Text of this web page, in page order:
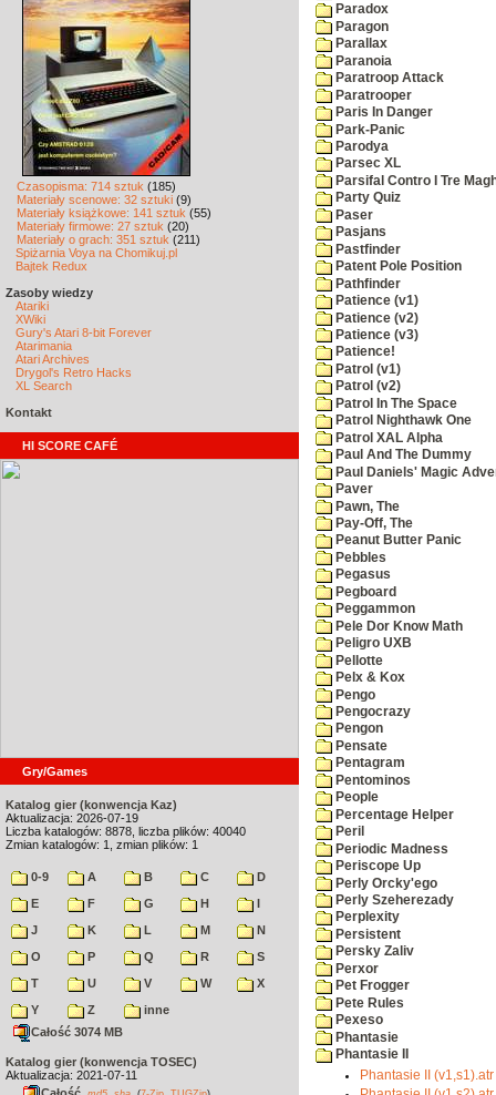
Czasopisma: 714 sztuk (185)
Materiały scenowe: 32 sztuki (9)
Materiały książkowe: 141 sztuk (55)
Materiały firmowe: 27 sztuk (20)
Materiały o grach: 351 sztuk (211)
Spiżarnia Voya na Chomikuj.pl
Bajtek Redux
Zasoby wiedzy
Atariki
XWiki
Gury's Atari 8-bit Forever
Atarimania
Atari Archives
Drygol's Retro Hacks
XL Search
Kontakt
HI SCORE CAFÉ
Gry/Games
Katalog gier (konwencja Kaz)
Aktualizacja: 2026-07-19
Liczba katalogów: 8878, liczba plików: 40040
Zmian katalogów: 1, zmian plików: 1
0-9 A B C
D
E
F G H
I
J
K L M
N
O
P Q R
S
T
U V W
X
Y
Z
inne
Całość 3074 MB
Katalog gier (konwencja TOSEC)
Aktualizacja: 2021-07-11
Paradox
Paragon
Parallax
Paranoia
Paratroop Attack
Paratrooper
Paris In Danger
Park-Panic
Parodya
Parsec XL
Parsifal Contro I Tre
Party Quiz
Paser
Pasjans
Pastfinder
Patent Pole Position
Pathfinder
Patience (v1)
Patience (v2)
Patience (v3)
Patience!
Patrol (v1)
Patrol (v2)
Patrol In The Space
Patrol Nighthawk One
Patrol XAL Alpha
Paul And The Dummy
Paul Daniels' Magic
Paver
Pawn, The
Pay-Off, The
Peanut Butter Panic
Pebbles
Pegasus
Pegboard
Peggammon
Pele Dor Know Math
Peligro UXB
Pellotte
Pelx & Kox
Pengo
Pengocrazy
Pengon
Pensate
Pentagram
Pentominos
People
Percentage Helper
Peril
Periodic Madness
Periscope Up
Perly Orcky'ego
Perly Szeherezady
Perplexity
Persistent
Persky Zaliv
Perxor
Pet Frogger
Pete Rules
Pexeso
Phantasie
Phantasie II
Phantasie II (v1,s1).atr